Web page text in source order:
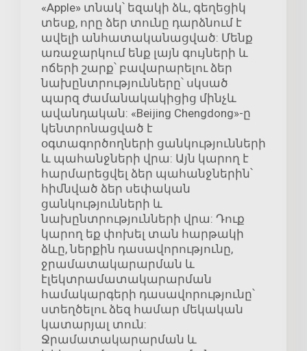
«Apple» տնակ՝ եզակի ձև, գեղեցիկ
տեսք, որը ձեր տունը դարձնում է
ավելի անհատականացված: Մենք
առաջարկում ենք լայն գույների և
ոճերի շարք՝ բավարարելու ձեր
նախընտրությունները՝ սկսած
պարզ ժամանակակիցից մինչև
ավանդական: «Beijing Chengdong»-ը
կենտրոնացված է
օգտագործողների ցանկությունների
և պահանջների վրա: Այն կարող է
հարմարեցվել ձեր պահանջներին՝
հիմնված ձեր սեփական
ցանկությունների և
նախընտրությունների վրա: Դուք
կարող եք փոխել տան հարթակի
ձևը, ներքին դասավորությունը,
ջրամատակարարման և
էլեկտրամատակարարման
համակարգերի դասավորությունը՝
ստեղծելու ձեզ համար մեկական
կատարյալ տուն:
Ջրամատակարարման և